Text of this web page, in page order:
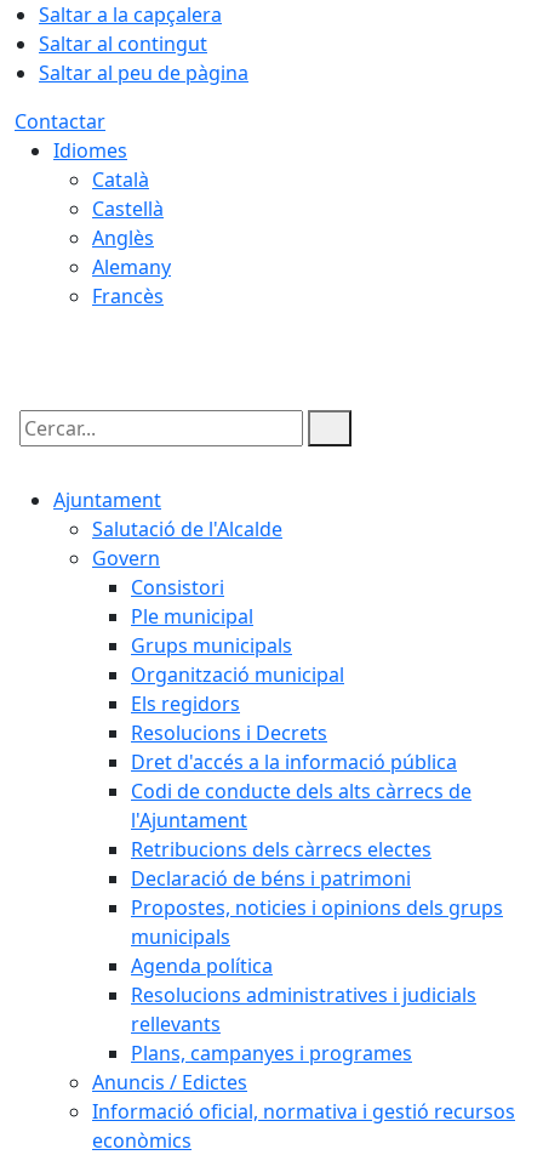
Saltar a la capçalera
Saltar al contingut
Saltar al peu de pàgina
Contactar
Idiomes
Català
Castellà
Anglès
Alemany
Francès
Cercar:
Ajuntament
Salutació de l'Alcalde
Govern
Consistori
Ple municipal
Grups municipals
Organització municipal
Els regidors
Resolucions i Decrets
Dret d'accés a la informació pública
Codi de conducte dels alts càrrecs de
l'Ajuntament
Retribucions dels càrrecs electes
Declaració de béns i patrimoni
Propostes, noticies i opinions dels grups
municipals
Agenda política
Resolucions administratives i judicials
rellevants
Plans, campanyes i programes
Anuncis / Edictes
Informació oficial, normativa i gestió recursos
econòmics